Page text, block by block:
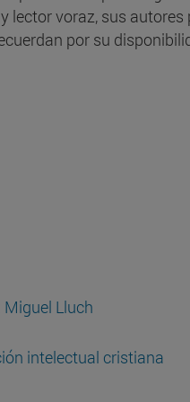
lector voraz, sus autores
por su
Lluch
intelectual cristiana